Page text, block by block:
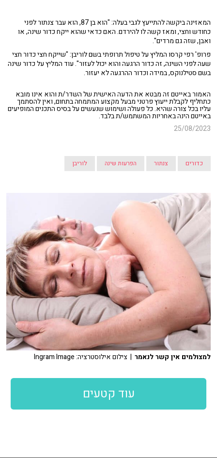
המאזינה ביקשה להתייעץ לגבי בעלה: "הוא בן 87, הוא עבר צנתור לפני
כחודש וחצי, ומאז קשה לו להירדם. האם כדאי שהוא ייקח כדור שינה, או
ואבן, שזה גם מרדים".
פרופ' רפי קרסו המליץ על טיפול תרופתי בשם לוריבן: "שייקח חצי כדור חצי
שעה לפני השינה, זה כדור הרגעה והוא יכול לעזור". עוד המליץ על כדור שינה
בשם סטילנוקס, במידה וכדור ההרגעה לא יעזור.
האמור באייטם זה מבטא את הדעה האישית של השדר/ת והוא אינו מובא
כתחליף לקבלת ייעוץ פרטני מבעל מקצוע המתמחה בתחום, ואין להסתמך
עליו בכל צורה שהיא. כל פעולה ושימוש שנעשים על בסיס התכנים המופיעים
באייטם הינה באחריות המשתמש/ת בלבד.
25/08/2023
כדורים צנתור הפרעות שינה לוריבן
למצולמים אין קשר לנאמר | צילום אילוסטרציה: Ingram Image
עוד קטעים